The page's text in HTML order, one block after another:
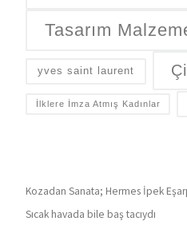
Tasarım
yves saint laurent
İlklere İmza Atmış Kadınlar
Kozadan Sanata; Hermes İpek
Sıcak havada bile baş tacıydı